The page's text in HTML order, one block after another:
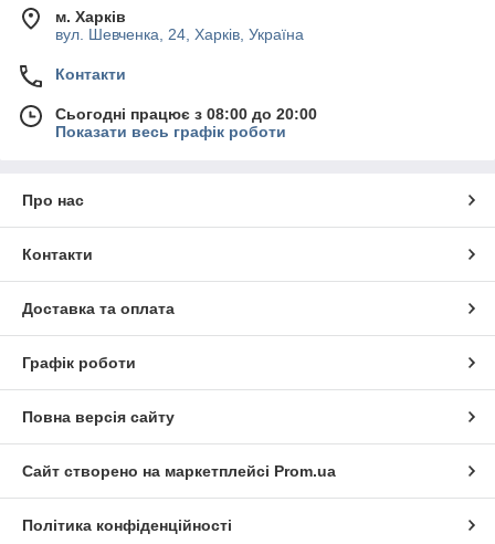
м. Харків
вул. Шевченка, 24, Харків, Україна
Контакти
Сьогодні працює з 08:00 до 20:00
Показати весь графік роботи
Про нас
Контакти
Доставка та оплата
Графік роботи
Повна версія сайту
Сайт створено на маркетплейсі Prom.ua
Політика конфіденційності